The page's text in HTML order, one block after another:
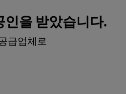
인을 받았습니다.
급업체로